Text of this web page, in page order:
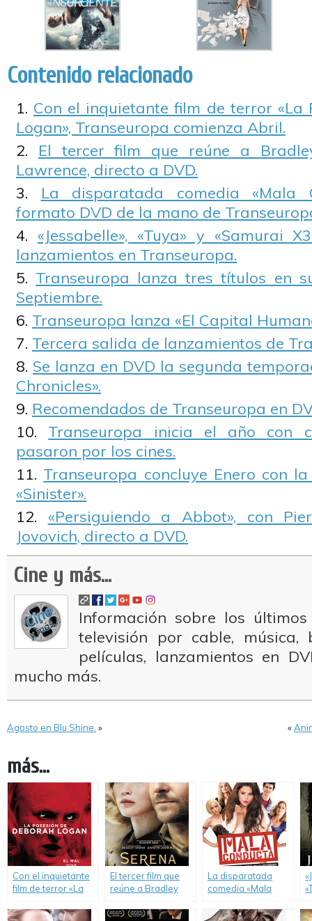
Contenido relacionado
Con el inquietante film de terror «La
Logan», Transeuropa comienza Abril.
El tercer film que reúne a
Lawrence, directo a DVD.
La disparatada comedia «Mala
formato DVD de la mano de
«Jessabelle», «Tuya» y «Samurai
lanzamientos en Transeuropa.
Transeuropa lanza tres títulos en
Septiembre.
Transeuropa lanza «El Capital
Tercera salida de lanzamientos de
Se lanza en DVD la segunda
Chronicles».
Recomendados de Transeuropa en
Transeuropa inicia el año con
pasaron por los cines.
Transeuropa concluye Enero con
«Sinister».
«Persiguiendo a Abbot», con
Jovovich, directo a DVD.
Cine y más...
Información sobre los
televisión por cable, música,
películas, lanzamientos en
mucho más.
Agosto en Blu Shine. » «
más...
Con el inquietante
film de terror «La
Deborah Logan»,
El tercer film que
reúne a Bradley
Lawrence, directo
La disparatada
comedia «Mala
formato DVD de la